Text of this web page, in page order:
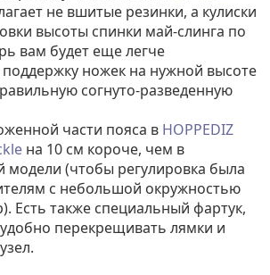
не вшитые резинки, а кулиски
высоты спинки май-слинга по
вам будет еще легче
ножек на нужной высоте
согнуто-разведенную
части пояса в HOPPEDIZ
на 10 см короче, чем в
модели (чтобы регулировка была
с небольшой окружностью
Есть также специальный фартук,
перекрещивать лямки и